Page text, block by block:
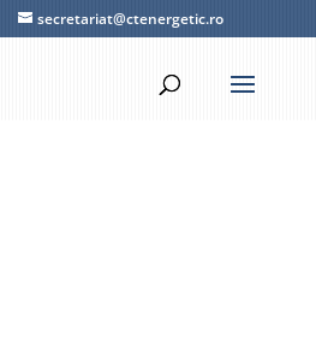
secretariat@ctenergetic.ro